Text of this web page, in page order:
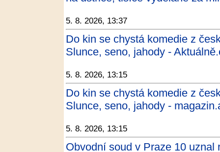
5. 8. 2026, 13:37
Do kin se chystá komedie z
Slunce, seno, jahody -
5. 8. 2026, 13:15
Do kin se chystá komedie z
Slunce, seno, jahody -
5. 8. 2026, 13:15
Obvodní soud v Praze 10